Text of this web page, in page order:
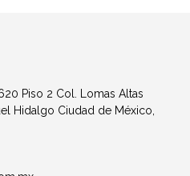
Piso 2 Col. Lomas Altas
Hidalgo Ciudad de México,